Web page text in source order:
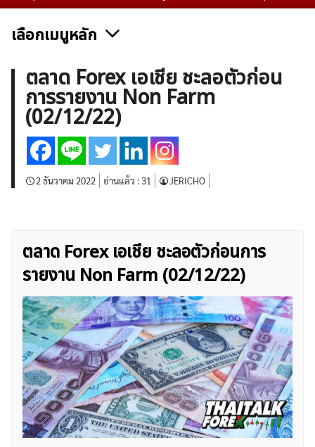
ค้นหา
สำหรับ:
เลือกเมนูหลัก
ข่าวฟอเร็กซ์และสกุลเงิน คริปโตเคอร์เรนซี
ฟรีซิกแนล รายวัน
บทวิเคราะห์
เศรษฐกิจทั่วไป ดัชนี-หุ้น
พันธบัตร
สินค้าโภคภัณฑ์
โบรกเกอร์ FX
กองทุน Forex
ฟรี EA
ตลาด Forex เอเชีย ชะลอตัวก่อน
การรายงาน Non Farm
(02/12/22)
2 ธันวาคม 2022 อ่านแล้ว :31 JERICHO
ตลาด Forex เอเชีย ชะลอตัวก่อนการ
รายงาน Non Farm (02/12/22)